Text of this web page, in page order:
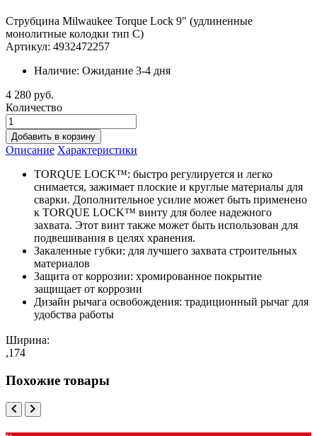
Струбцина Milwaukee Torque Lock 9" (удлиненные
монолитные колодки тип C)
Артикул: 4932472257
Наличие: Ожидание 3-4 дня
4 280 руб.
Количество
Добавить в корзину
Описание Характеристики
TORQUE LOCK™: быстро регулируется и легко
снимается, зажимает плоские и круглые материалы для
сварки. Дополнительное усилие может быть применено
к TORQUE LOCK™ винту для более надежного
захвата. Этот винт также может быть использован для
подвешивания в целях хранения.
Закаленные губки: для лучшего захвата строительных
материалов
Защита от коррозии: хромированное покрытие
защищает от коррозии
Дизайн рычага освобождения: традиционный рычаг для
удобства работы
Ширина:
,174
Похожие товары